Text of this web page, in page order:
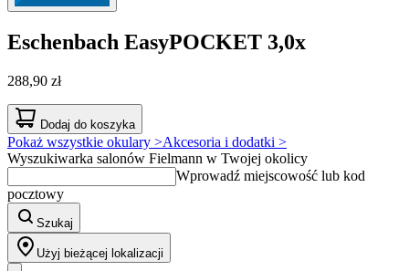
Eschenbach EasyPOCKET 3,0x
288,90 zł
Dodaj do koszyka
Pokaż wszystkie okulary >Akcesoria i dodatki >
Wyszukiwarka salonów Fielmann w Twojej okolicy
Wprowadź miejscowość lub kod
pocztowy
Szukaj
Użyj bieżącej lokalizacji